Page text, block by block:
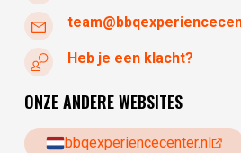
Heb je een klacht?
ONZE ANDERE WEBSITES
bbqexperiencecenter.nl